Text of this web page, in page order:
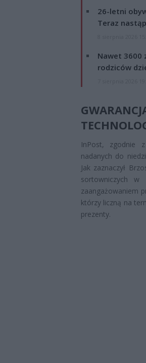
26-letni
Teraz
Nawet 3600
rodziców
InPost, zgodnie
nadanych do
Jak zaznaczył
sortowniczych w
zaangażowaniem
którzy liczną na
prezenty.